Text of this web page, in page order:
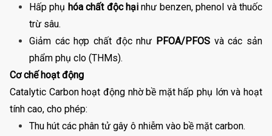
Hấp phụ hóa chất độc hại như benzen, phenol và thuốc
trừ sâu.
Giảm các hợp chất độc như PFOA/PFOS và các sản
phẩm phụ clo (THMs).
Cơ chế hoạt động
Catalytic Carbon hoạt động nhờ bề mặt hấp phụ lớn và hoạt
tính cao, cho phép:
Thu hút các phân tử gây ô nhiễm vào bề mặt carbon.